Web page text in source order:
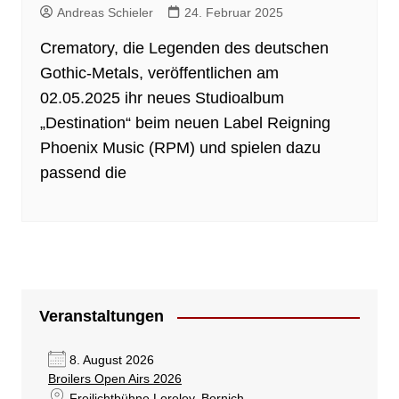
Andreas Schieler 24. Februar 2025
Crematory, die Legenden des deutschen
Gothic-Metals, veröffentlichen am
02.05.2025 ihr neues Studioalbum
„Destination“ beim neuen Label Reigning
Phoenix Music (RPM) und spielen dazu
passend die
Veranstaltungen
8. August 2026
Broilers Open Airs 2026